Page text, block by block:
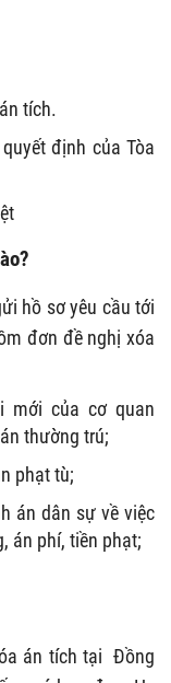
tích.
định của Tòa
hồ sơ yêu cầu tới
đơn đề nghị xóa
mới của cơ quan
thường trú;
phạt tù;
án dân sự về việc
án phí, tiền phạt;
án tích tại Đồng